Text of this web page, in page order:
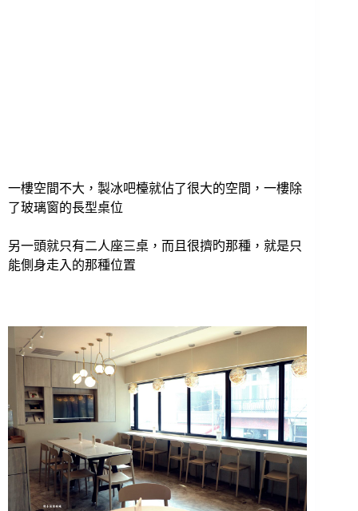
一樓空間不大，製冰吧檯就佔了很大的空間，一樓除
了玻璃窗的長型桌位
另一頭就只有二人座三桌，而且很擠旳那種，就是只
能側身走入的那種位置